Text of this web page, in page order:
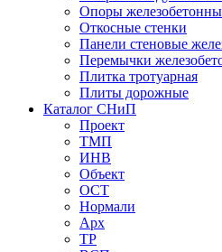
Опоры
Откосные стенки
Панели стеновые
Перемычки
Плитка тротуарная
Плиты дорожные
Каталог СНиП
Проект
ТМП
ИНВ
Объект
ОСТ
Нормали
Арх
ТР